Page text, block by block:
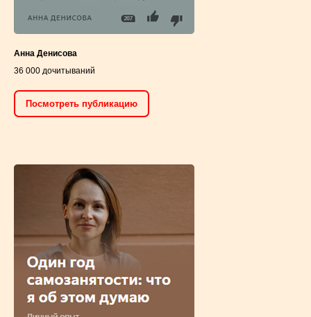
Анна Денисова
36 000 дочитываний
Посмотреть публикацию